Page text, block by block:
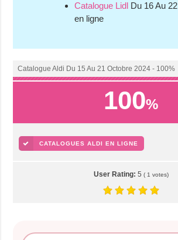
Catalogue Lidl Du 16 Au
en ligne
Catalogue Aldi Du 15 Au 21 Octobre 2024 - 100%
100%
CATALOGUES ALDI EN LIGNE
User Rating: 5 ( 1 votes)